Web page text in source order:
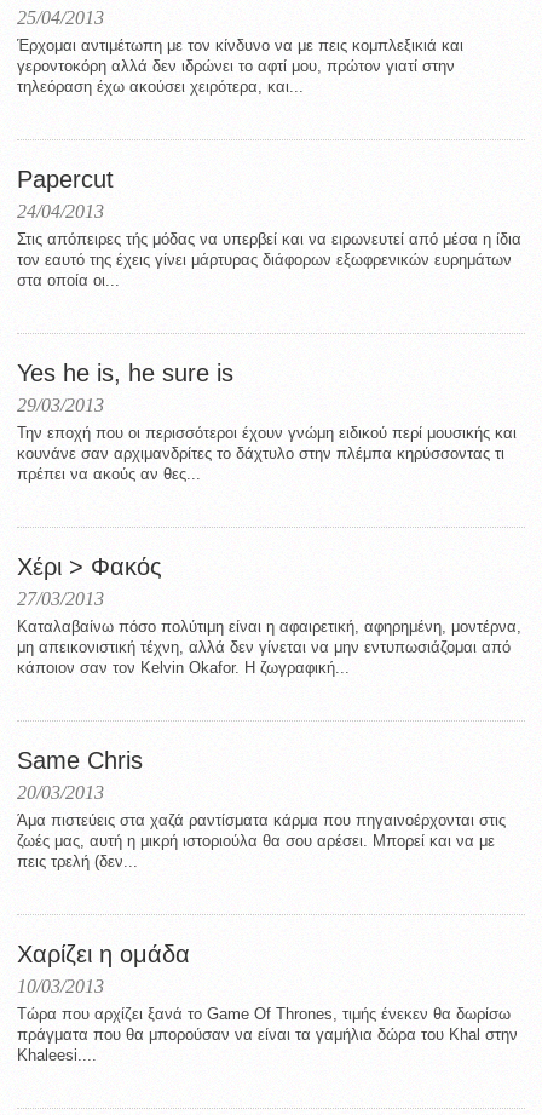
25/04/2013
Έρχομαι αντιμέτωπη με τον κίνδυνο να με πεις κομπλεξικιά και
γεροντοκόρη αλλά δεν ιδρώνει το αφτί μου, πρώτον γιατί στην
τηλεόραση έχω ακούσει χειρότερα, και...
Papercut
24/04/2013
Στις απόπειρες τής μόδας να υπερβεί και να ειρωνευτεί από μέσα η ίδια
τον εαυτό της έχεις γίνει μάρτυρας διάφορων εξωφρενικών ευρημάτων
στα οποία οι...
Yes he is, he sure is
29/03/2013
Την εποχή που οι περισσότεροι έχουν γνώμη ειδικού περί μουσικής και
κουνάνε σαν αρχιμανδρίτες το δάχτυλο στην πλέμπα κηρύσσοντας τι
πρέπει να ακούς αν θες...
Χέρι > Φακός
27/03/2013
Καταλαβαίνω πόσο πολύτιμη είναι η αφαιρετική, αφηρημένη, μοντέρνα,
μη απεικονιστική τέχνη, αλλά δεν γίνεται να μην εντυπωσιάζομαι από
κάποιον σαν τον Kelvin Okafor. Η ζωγραφική...
Same Chris
20/03/2013
Άμα πιστεύεις στα χαζά ραντίσματα κάρμα που πηγαινοέρχονται στις
ζωές μας, αυτή η μικρή ιστοριούλα θα σου αρέσει. Μπορεί και να με
πεις τρελή (δεν...
Χαρίζει η ομάδα
10/03/2013
Τώρα που αρχίζει ξανά το Game Of Thrones, τιμής ένεκεν θα δωρίσω
πράγματα που θα μπορούσαν να είναι τα γαμήλια δώρα του Khal στην
Khaleesi....